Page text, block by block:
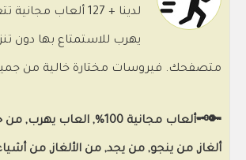
لدينا + 127 ألعاب
يهرب للاستمتاع بها دون
متصفحك. فيروسات مختارة خالية من جميع
🔑🗝️ألعاب مجانية 100%, العاب
ألغاز, من ينجو, من يجد, من الألغاز, من